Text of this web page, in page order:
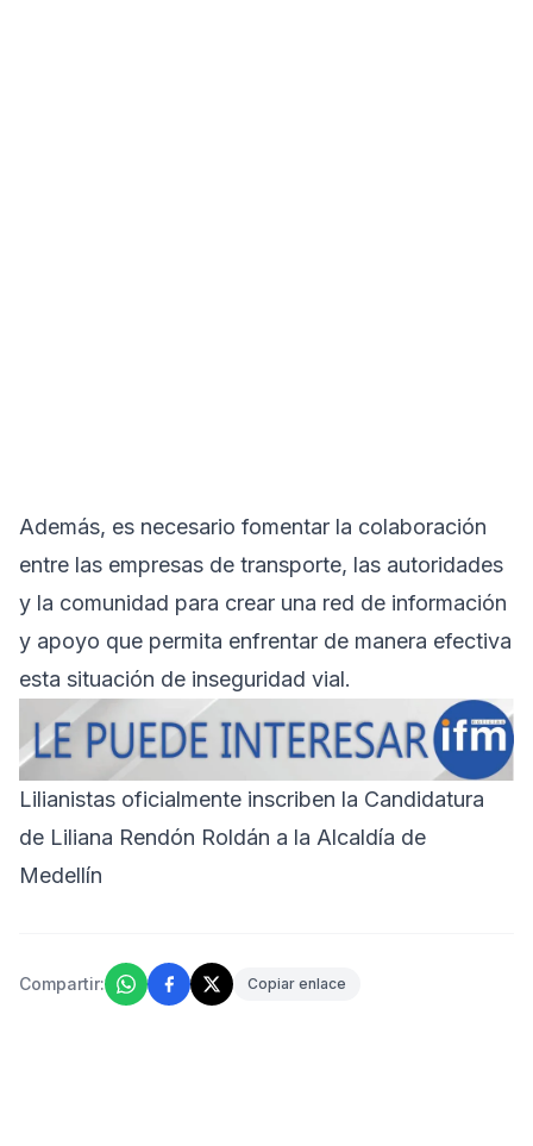
Además, es necesario fomentar la colaboración
entre las empresas de transporte, las autoridades
y la comunidad para crear una red de información
y apoyo que permita enfrentar de manera efectiva
esta situación de inseguridad vial.
Lilianistas oficialmente inscriben la Candidatura
de Liliana Rendón Roldán a la Alcaldía de
Medellín
Compartir: Copiar enlace